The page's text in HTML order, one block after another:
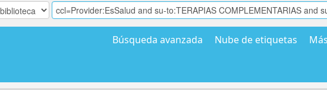
Búsqueda avanzada Nube de etiquetas